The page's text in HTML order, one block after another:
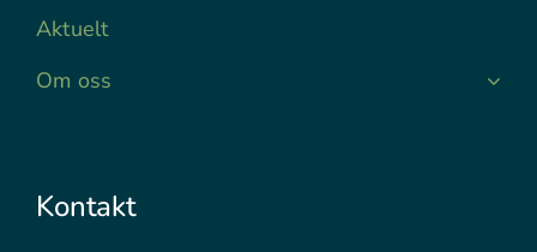
Aktuelt
Om oss
Kontakt